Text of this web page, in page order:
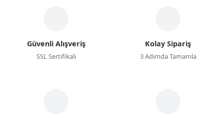
Güvenli Alışveriş
SSL Sertifikalı
Kolay Sipariş
3 Adımda Tamamla